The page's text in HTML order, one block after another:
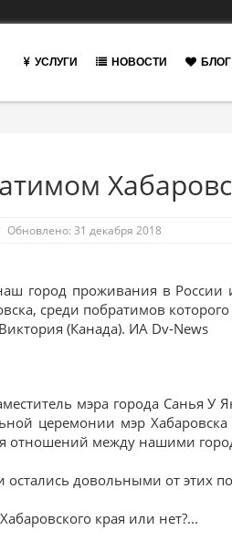
УСЛУГИ НОВОСТИ БЛОГ
Обновлено: 31 декабря 2018
город проживания в России
среди побратимов
(Канада). ИА Dv-News
мэра города Санья
церемонии мэр
отношений между нашими
остались довольными от этих
края или нет?...